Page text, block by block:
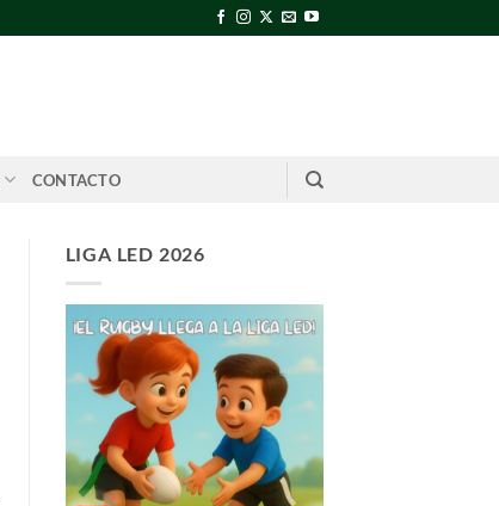
CONTACTO
LIGA LED 2026